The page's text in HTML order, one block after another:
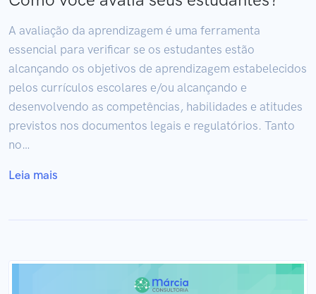
A avaliação da aprendizagem é uma ferramenta
essencial para verificar se os estudantes estão
alcançando os objetivos de aprendizagem estabelecidos
pelos currículos escolares e/ou alcançando e
desenvolvendo as competências, habilidades e atitudes
previstos nos documentos legais e regulatórios. Tanto
no…
Leia mais